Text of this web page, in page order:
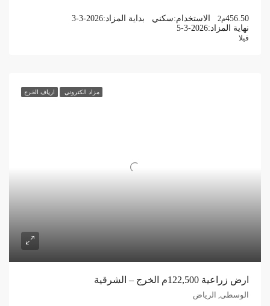
456.50م2 الاستخدام:سكني بداية المزاد:3-3-2026
نهاية المزاد:5-3-2026
فيلا
مزاد الكتروني ارياف الخرج
ارض زراعية 122,500م الخرج – الشرقية
الوسطى, الرياض